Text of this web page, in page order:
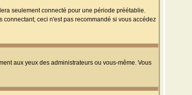
seulement connecté pour une période préétablie.
ceci n'est pas recommandé si vous accédez
aux yeux des administrateurs ou vous-même. Vous